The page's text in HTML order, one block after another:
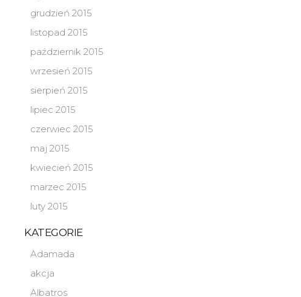
grudzień 2015
listopad 2015
październik 2015
wrzesień 2015
sierpień 2015
lipiec 2015
czerwiec 2015
maj 2015
kwiecień 2015
marzec 2015
luty 2015
KATEGORIE
Adamada
akcja
Albatros